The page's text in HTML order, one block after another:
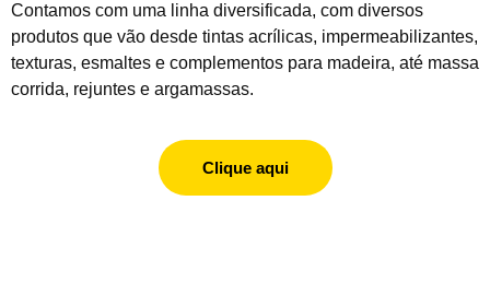
Contamos com uma linha diversificada, com diversos
produtos que vão desde tintas acrílicas, impermeabilizantes,
texturas, esmaltes e complementos para madeira, até massa
corrida, rejuntes e argamassas.
Clique aqui